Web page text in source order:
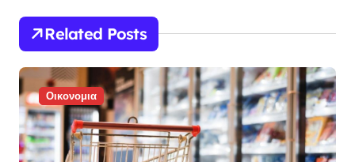
ω
ν
Related Posts
Οικονομια